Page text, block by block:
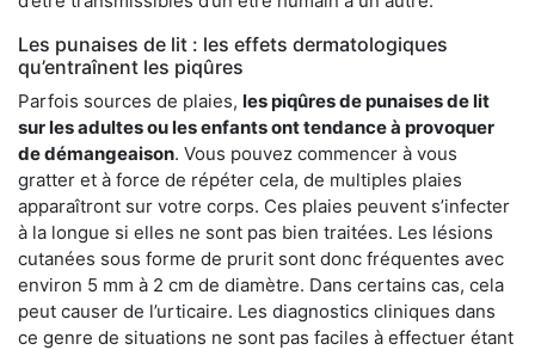
Les punaises de lit : les effets dermatologiques
qu’entraînent les piqûres
Parfois sources de plaies, les piqûres de punaises de lit
sur les adultes ou les enfants ont tendance à provoquer
de démangeaison. Vous pouvez commencer à vous
gratter et à force de répéter cela, de multiples plaies
apparaîtront sur votre corps. Ces plaies peuvent s’infecter
à la longue si elles ne sont pas bien traitées. Les lésions
cutanées sous forme de prurit sont donc fréquentes avec
environ 5 mm à 2 cm de diamètre. Dans certains cas, cela
peut causer de l’urticaire. Les diagnostics cliniques dans
ce genre de situations ne sont pas faciles à effectuer étant